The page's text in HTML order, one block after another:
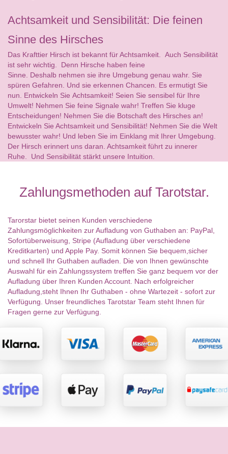
Achtsamkeit und Sensibilität: Die feinen
Sinne des Hirsches
Das Krafttier Hirsch ist bekannt für Achtsamkeit. Auch Sensibilität
ist sehr wichtig. Denn Hirsche haben feine
Sinne. Deshalb nehmen sie ihre Umgebung genau wahr. Sie
spüren Gefahren. Und sie erkennen Chancen. Es ermutigt Sie
nun. Entwickeln Sie Achtsamkeit! Seien Sie sensibel für Ihre
Umwelt! Nehmen Sie feine Signale wahr! Treffen Sie kluge
Entscheidungen! Nehmen Sie die Botschaft des Hirsches an!
Entwickeln Sie Achtsamkeit und Sensibilität! Nehmen Sie die Welt
bewusster wahr! Und leben Sie im Einklang mit Ihrer Umgebung.
Der Hirsch erinnert uns daran. Achtsamkeit führt zu innerer
Ruhe. Und Sensibilität stärkt unsere Intuition.
Zahlungsmethoden auf Tarotstar.
Tarorstar bietet seinen Kunden verschiedene
Zahlungsmöglichkeiten zur Aufladung von Guthaben an: PayPal,
Sofortüberweisung, Stripe (Aufladung über verschiedene
Kreditkarten) und Apple Pay. Somit können Sie bequem,sicher
und schnell Ihr Guthaben aufladen. Die von Ihnen gewünschte
Auswahl für ein Zahlungssystem treffen Sie ganz bequem vor der
Aufladung über Ihren Kunden Account. Nach erfolgreicher
Aufladung,steht Ihnen Ihr Guthaben - ohne Wartezeit - sofort zur
Verfügung. Unser freundliches Tarotstar Team steht Ihnen für
Fragen gerne zur Verfügung.